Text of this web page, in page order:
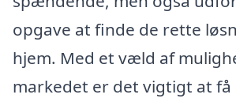
opgave at finde de rette
hjem. Med et væld af
markedet er det vigtigt at